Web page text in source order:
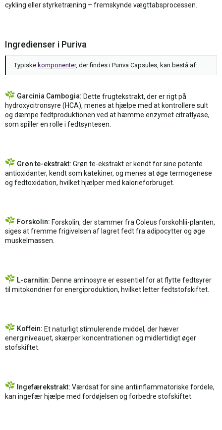
cykling eller styrketræning – fremskynde vægttabsprocessen.
Ingredienser i Puriva
Typiske komponenter, der findes i Puriva Capsules, kan bestå af:
Garcinia Cambogia: Dette frugtekstrakt, der er rigt på
hydroxycitronsyre (HCA), menes at hjælpe med at kontrollere sult
og dæmpe fedtproduktionen ved at hæmme enzymet citratlyase,
som spiller en rolle i fedtsyntesen.
Grøn te-ekstrakt: Grøn te-ekstrakt er kendt for sine potente
antioxidanter, kendt som katekiner, og menes at øge termogenese
og fedtoxidation, hvilket hjælper med kalorieforbruget.
Forskolin: Forskolin, der stammer fra Coleus forskohlii-planten,
siges at fremme frigivelsen af lagret fedt fra adipocytter og øge
muskelmassen.
L-carnitin: Denne aminosyre er essentiel for at flytte fedtsyrer
til mitokondrier for energiproduktion, hvilket letter fedtstofskiftet.
Koffein: Et naturligt stimulerende middel, der hæver
energiniveauet, skærper koncentrationen og midlertidigt øger
stofskiftet.
Ingefærekstrakt: Værdsat for sine antiinflammatoriske fordele,
kan ingefær hjælpe med fordøjelsen og forbedre stofskiftet.